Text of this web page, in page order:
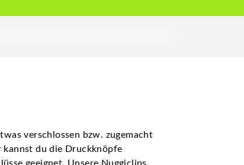
verschlossen bzw. zugemacht
kannst du die Druckknöpfe